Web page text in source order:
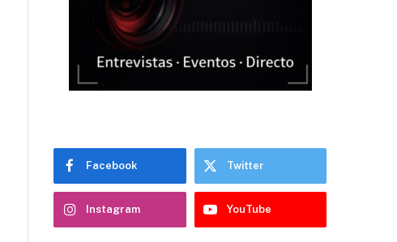
Facebook Twitter
Instagram YouTube